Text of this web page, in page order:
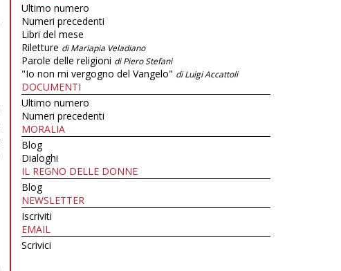
Ultimo numero
Numeri precedenti
Libri del mese
Riletture di Mariapia Veladiano
Parole delle religioni di Piero Stefani
"Io non mi vergogno del Vangelo" di Luigi Accattoli
DOCUMENTI
Ultimo numero
Numeri precedenti
MORALIA
Blog
Dialoghi
IL REGNO DELLE DONNE
Blog
NEWSLETTER
Iscriviti
EMAIL
Scrivici